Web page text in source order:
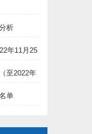
元:
元:
50000元:
析
年11月25
至2022年
单